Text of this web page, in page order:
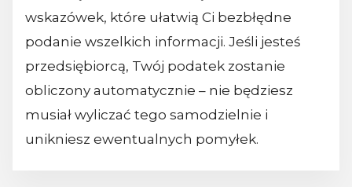
wskazówek, które ułatwią Ci bezbłędne
podanie wszelkich informacji. Jeśli jesteś
przedsiębiorcą, Twój podatek zostanie
obliczony automatycznie – nie będziesz
musiał wyliczać tego samodzielnie i
unikniesz ewentualnych pomyłek.